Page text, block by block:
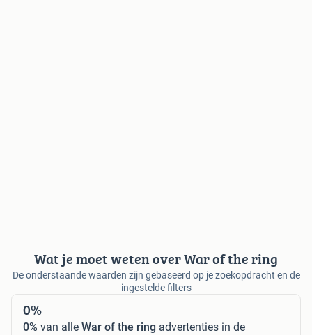
Wat je moet weten over War of the ring
De onderstaande waarden zijn gebaseerd op je zoekopdracht en de
ingestelde filters
0%
0% van alle War of the ring advertenties in de